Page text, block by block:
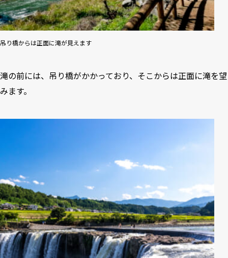
吊り橋からは正面に滝が見えます
滝の前には、吊り橋がかかっており、そこからは正面に滝を望
みます。